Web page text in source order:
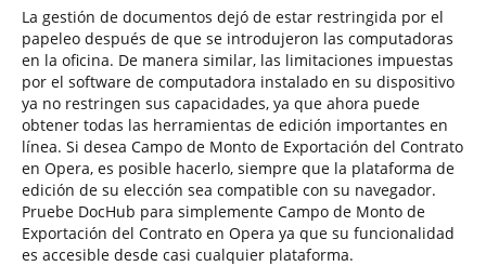
La gestión de documentos dejó de estar restringida por el
papeleo después de que se introdujeron las computadoras
en la oficina. De manera similar, las limitaciones impuestas
por el software de computadora instalado en su dispositivo
ya no restringen sus capacidades, ya que ahora puede
obtener todas las herramientas de edición importantes en
línea. Si desea Campo de Monto de Exportación del Contrato
en Opera, es posible hacerlo, siempre que la plataforma de
edición de su elección sea compatible con su navegador.
Pruebe DocHub para simplemente Campo de Monto de
Exportación del Contrato en Opera ya que su funcionalidad
es accesible desde casi cualquier plataforma.